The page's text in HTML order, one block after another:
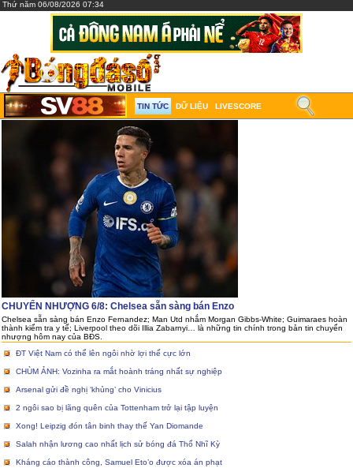
Thứ năm 06/08/2026 07:34
TIN TỨC DỮ LIỆU LIVESCORE
CHUYỂN NHƯỢNG 6/8: Chelsea sẵn sàng bán Enzo
Chelsea sẵn sàng bán Enzo Fernandez; Man Utd nhắm Morgan Gibbs-White; Guimaraes hoàn
thành kiểm tra y tế; Liverpool theo dõi Illia Zabarnyi… là những tin chính trong bản tin chuyển
nhượng hôm nay của BĐS.
ĐT Việt Nam có thể lên ngôi nhờ lợi thế cực lớn
CHÙM ẢNH: Vozinha ra mắt hoành tráng nhất sự nghiệp
Arsenal gửi đề nghị ‘khủng’ cho Vinicius
2 ngôi sao bị lãng quên của Tottenham trở lại tập luyện
Xong! Leipzig đón tân binh thay thế Yan Diomande
Salah nhận lương cao nhất lịch sử bóng đá Thổ Nhĩ Kỳ
Kháng cáo thành công, Samuel Eto’o được xóa án phạt